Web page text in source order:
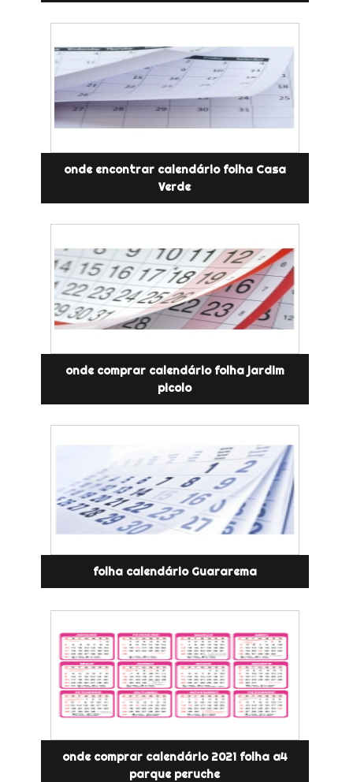
onde encontrar calendário folha Casa
Verde
onde comprar calendário folha jardim
picolo
folha calendário Guararema
onde comprar calendário 2021 folha a4
parque peruche